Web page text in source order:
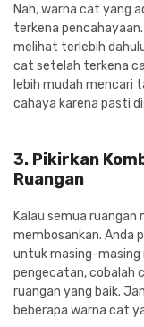
Nah, warna cat yang
terkena
melihat terlebih
cat setelah terkena
lebih mudah mencari
cahaya karena pasti
3. Pikirkan
Ruangan
Kalau semua
membosankan. Anda
untuk masing-masing
pengecatan, cobalah
ruangan yang baik.
beberapa warna cat